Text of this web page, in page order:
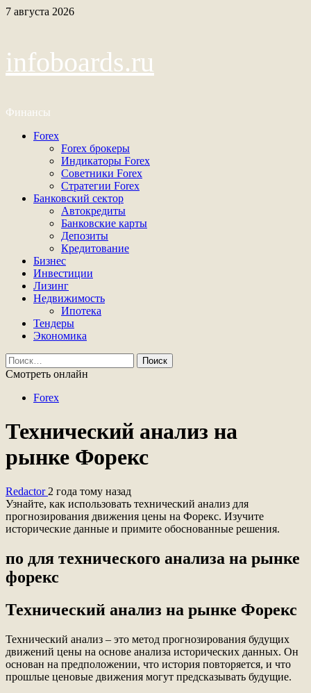
Перейти
7 августа 2026
infoboards.ru
Финансы
Основное
Forex
Forex брокеры
Индикаторы Forex
Советники Forex
Стратегии Forex
Банковский сектор
Автокредиты
Банковские карты
Депозиты
Кредитование
Бизнес
Инвестиции
Лизинг
Недвижимость
Ипотека
Тендеры
Экономика
Найти:
Смотреть онлайн
Forex
Технический анализ на
рынке Форекс
Redactor 2 года тому назад
Узнайте, как использовать технический анализ для
прогнозирования движения цены на Форекс. Изучите
исторические данные и примите обоснованные решения.
по для технического анализа на рынке
форекс
Технический анализ на рынке Форекс
Технический анализ – это метод прогнозирования будущих
движений цены на основе анализа исторических данных. Он
основан на предположении, что история повторяется, и что
прошлые ценовые движения могут предсказывать будущие.